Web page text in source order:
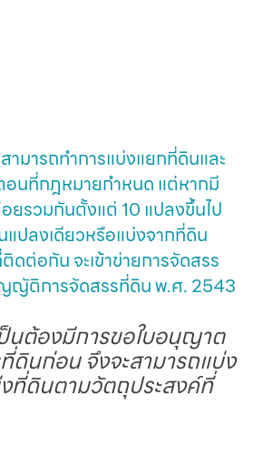
ามารถทำการแบ่งแยกที่ดินและ
อนที่กฎหมายกำหนด แต่หากมี
ยรวมกันตั้งแต่ 10 แปลงขึ้นไป
แปลงเดียวหรือแบ่งจากที่ดิน
ต่อกัน จะเข้าข่ายการจัดสรร
ญัติการจัดสรรที่ดิน พ.ศ. 2543
นต้องมีการขอใบอนุญาต
ดินก่อน จึงจะสามารถแบ่ง
ที่ดินตามวัตถุประสงค์ที่